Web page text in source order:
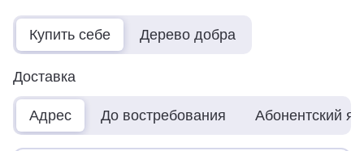
Купить себе Дерево добра
Доставка
Адрес До востребования Абонентский